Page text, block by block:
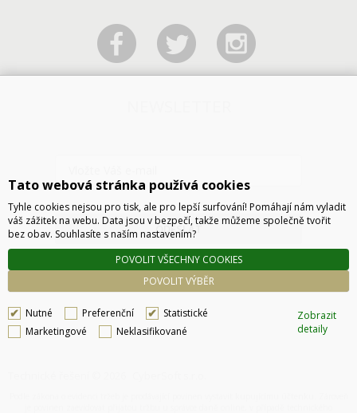
ODESLAT
Tato webová stránka používá cookies
Tyhle cookies nejsou pro tisk, ale pro lepší surfování! Pomáhají nám vyladit
váš zážitek na webu. Data jsou v bezpečí, takže můžeme společně tvořit
bez obav. Souhlasíte s naším nastavením?
POVOLIT VÝBĚR
POVOLIT VŠECHNY COOKIES
Nutné Preferenční
Statistické
Marketingové
Neklasifikované
Zobrazit
detaily